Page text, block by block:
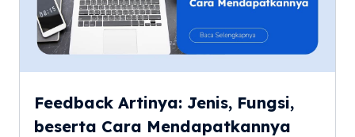
Feedback Artinya: Jenis, Fungsi,
beserta Cara Mendapatkannya